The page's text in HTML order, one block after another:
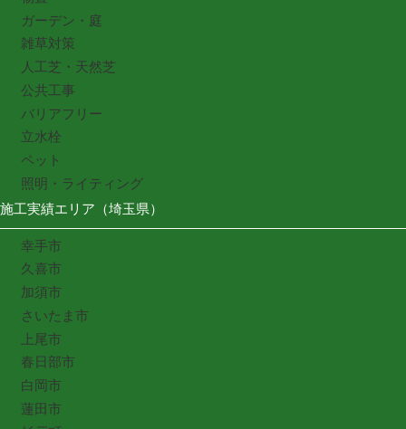
ガーデン・庭
雑草対策
人工芝・天然芝
公共工事
バリアフリー
立水栓
ペット
照明・ライティング
施工実績エリア（埼玉県）
幸手市
久喜市
加須市
さいたま市
上尾市
春日部市
白岡市
蓮田市